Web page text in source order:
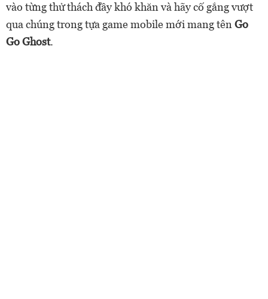
vào từng thử thách đầy khó khăn và hãy cố gắng vượt
qua chúng trong tựa game mobile mới mang tên Go
Go Ghost.